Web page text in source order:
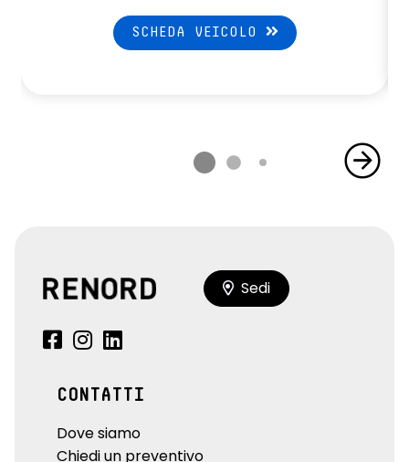
SCHEDA VEICOLO
Sedi
CONTATTI
Dove siamo
Chiedi un preventivo